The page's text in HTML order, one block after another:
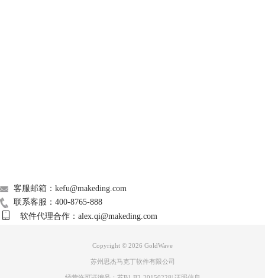
图4 控制器的经典控制形态
客服邮箱：kefu@makeding.com
联系客服：400-8765-888
软件代理合作：alex.qi@makeding.com
Copyright © 2026 GoldWave
苏州思杰马克丁软件有限公司